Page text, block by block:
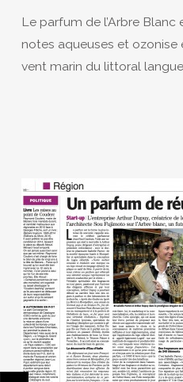
Le parfum de l’Arbre
notes aqueuses et
vent marin du littoral